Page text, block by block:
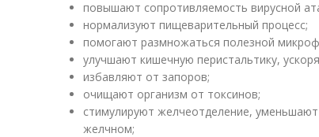
повышают сопротивляемость вирусной
нормализуют пищеварительный процесс;
помогают размножаться полезной
улучшают кишечную перистальтику,
избавляют от запоров;
очищают организм от токсинов;
стимулируют желчеотделение,
желчном;